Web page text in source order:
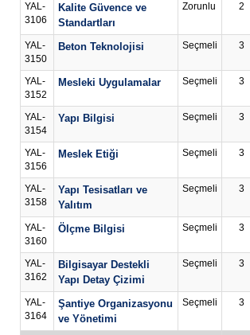
YAL-
3106
Kalite Güvence ve
Standartları
Zorunlu 2
YAL-
3150
Beton Teknolojisi Seçmeli 3
YAL-
3152
Mesleki Uygulamalar Seçmeli 3
YAL-
3154
Yapı Bilgisi Seçmeli 3
YAL-
3156
Meslek Etiği Seçmeli 3
YAL-
3158
Yapı Tesisatları ve
Yalıtım
Seçmeli 3
YAL-
3160
Ölçme Bilgisi Seçmeli 3
YAL-
3162
Bilgisayar Destekli
Yapı Detay Çizimi
Seçmeli 3
YAL-
3164
Şantiye Organizasyonu
ve Yönetimi
Seçmeli 3